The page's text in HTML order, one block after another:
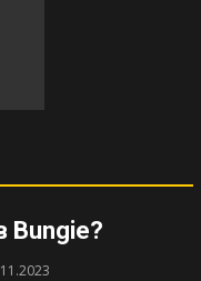
Bungie?